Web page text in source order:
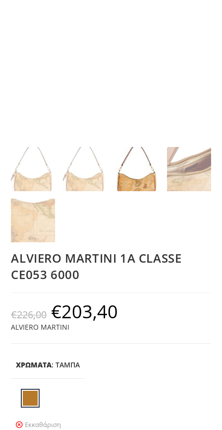
ALVIERO MARTINI 1A CLASSE
CE053 6000
€226,00 €203,40
ALVIERO MARTINI
ΧΡΩΜΑΤΑ: ΤΑΜΠΆ
Εκκαθάριση